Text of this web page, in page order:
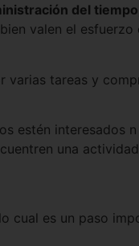
del
valen el esfuerzo
varias tareas y
estén interesados
una
cual es un paso